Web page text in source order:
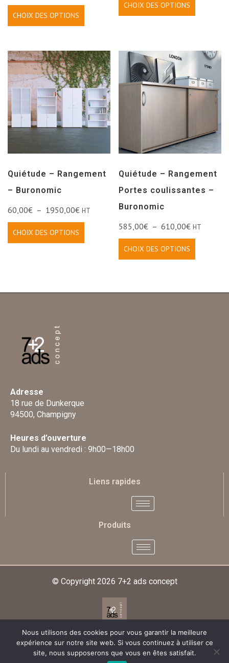
CHOIX DES OPTIONS
CHOIX DES OPTIONS
Quiétude – Rangement
– Buronomic
60,00€ – 1950,00€ HT
CHOIX DES OPTIONS
Quiétude – Rangement
Portes coulissantes –
Buronomic
585,00€ – 610,00€ HT
CHOIX DES OPTIONS
Adresse
18 rue de Dunkerque
94500, Champigny
Heures d’ouverture
Du lundi au vendredi : 9h00—18h00
Liens rapides
Produits
© Copyright 2026 7+2 ads concept
Designed & Developed By
Nous utilisons des cookies pour vous garantir la meilleure
expérience sur notre site web. Si vous continuez à utiliser ce
site, nous supposerons que vous en êtes satisfait.